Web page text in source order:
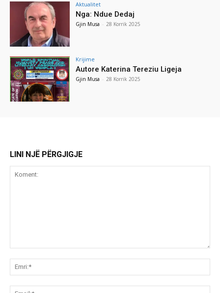
Aktualitet
Nga: Ndue Dedaj
Gjin Musa - 28 Korrik 2025
Krijime
Autore Katerina Tereziu Ligeja
Gjin Musa - 28 Korrik 2025
LINI NJË PËRGJIGJE